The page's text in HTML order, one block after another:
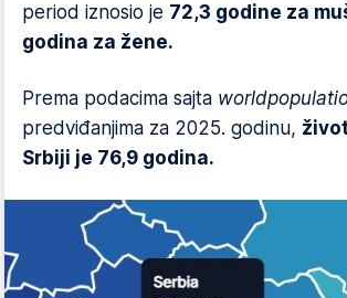
period iznosio je 72,3 godine za
godina za žene.
Prema podacima sajta
predviđanjima za 2025. godinu,
Srbiji je 76,9 godina.